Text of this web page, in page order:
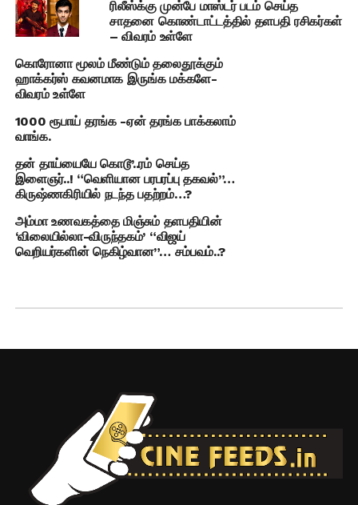
ரிலீஸ்க்கு முன்பே மாஸ்டர் படம் செய்த
சாதனை கொண்டாட்டத்தில் தளபதி ரசிகர்கள்
– விவரம் உள்ளே
கொரோனா மூலம் மீண்டும் தலைதூக்கும்
ஹாக்கர்ஸ் கவனமாக இருங்க மக்களே-
விவரம் உள்ளே
1000 ரூபாய் தரங்க -ஏன் தரங்க பாக்கலாம்
வாங்க.
தன் தாய்யையே கொடூ’..ரம் செய்த
இளைஞர்..! “வெளியான பரபரப்பு தகவல்”…
கிருஷ்ணகிரியில் நடந்த பதற்றம்…?
அம்மா உணவகத்தை மிஞ்சும் தளபதியின்
‘விலையில்லா-விருந்தகம்’ “விஜய்
வெறியர்களின் நெகிழ்வான”… சம்பவம்..?